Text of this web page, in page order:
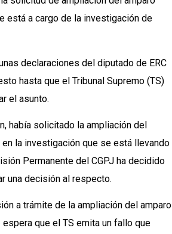
está a cargo de la investigación de
declaraciones del diputado de ERC
hasta que el Tribunal Supremo (TS)
el asunto.
había solicitado la ampliación del
la investigación que se está llevando
Permanente del CGPJ ha decidido
una decisión al respecto.
a trámite de la ampliación del amparo
que el TS emita un fallo que